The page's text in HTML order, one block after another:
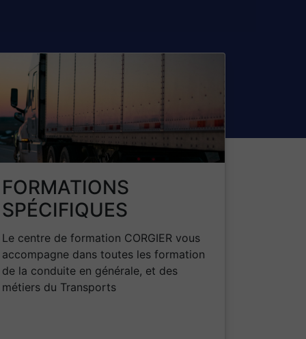
FORMATIONS
SPÉCIFIQUES
Le centre de formation CORGIER vous
accompagne dans toutes les formation
de la conduite en générale, et des
métiers du Transports